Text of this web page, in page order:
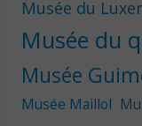
Musée du
Musée du
Musée
Musée Maillol